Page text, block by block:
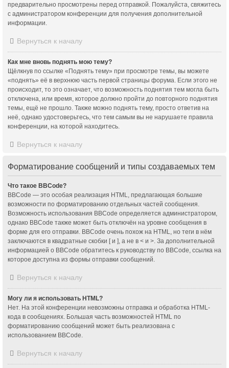
предварительно просмотрены перед отправкой. Пожалуйста, свяжитесь
с администратором конференции для получения дополнительной
информации.
Вернуться к началу
Как мне вновь поднять мою тему?
Щёлкнув по ссылке «Поднять тему» при просмотре темы, вы можете
«поднять» её в верхнюю часть первой страницы форума. Если этого не
происходит, то это означает, что возможность поднятия тем могла быть
отключена, или время, которое должно пройти до повторного поднятия
темы, ещё не прошло. Также можно поднять тему, просто ответив на
неё, однако удостоверьтесь, что тем самым вы не нарушаете правила
конференции, на которой находитесь.
Вернуться к началу
Форматирование сообщений и типы создаваемых тем
Что такое BBCode?
BBCode — это особая реализация HTML, предлагающая большие
возможности по форматированию отдельных частей сообщения.
Возможность использования BBCode определяется администратором,
однако BBCode также может быть отключён на уровне сообщения в
форме для его отправки. BBCode очень похож на HTML, но теги в нём
заключаются в квадратные скобки [ и ], а не в < и >. За дополнительной
информацией о BBCode обратитесь к руководству по BBCode, ссылка на
которое доступна из формы отправки сообщений.
Вернуться к началу
Могу ли я использовать HTML?
Нет. На этой конференции невозможны отправка и обработка HTML-
кода в сообщениях. Большая часть возможностей HTML по
форматированию сообщений может быть реализована с
использованием BBCode.
Вернуться к началу